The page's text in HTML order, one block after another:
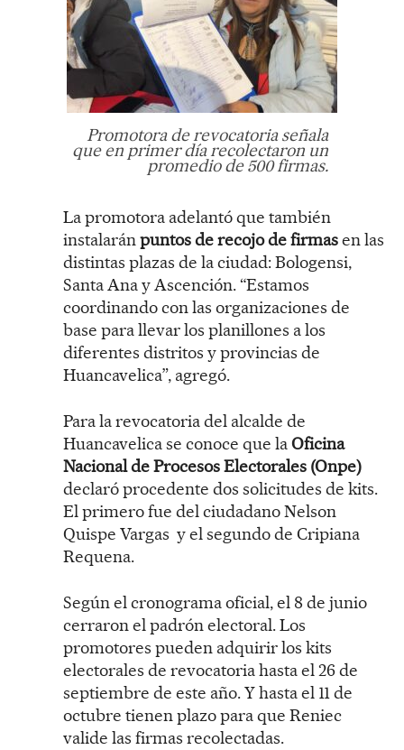
Promotora de revocatoria señala
que en primer día recolectaron un
promedio de 500 firmas.
La promotora adelantó que también
instalaránpuntos de recojo de firmasen las
distintas plazas de la ciudad: Bologensi,
Santa Ana y Ascención. “Estamos
coordinando con las organizaciones de
base para llevar los planillones a los
diferentes distritos y provincias de
Huancavelica”, agregó.
Para la revocatoria del alcalde de
Huancavelica se conoce que laOficina
Nacional de Procesos Electorales (Onpe)
declaró procedente dos solicitudes de kits.
El primero fue del ciudadano Nelson
Quispe Vargas y el segundo de Cripiana
Requena.
Según el cronograma oficial, el 8 de junio
cerraron el padrón electoral. Los
promotores pueden adquirir los kits
electorales de revocatoria hasta el 26 de
septiembre de este año. Y hasta el 11 de
octubre tienen plazo para que Reniec
valide las firmas recolectadas.